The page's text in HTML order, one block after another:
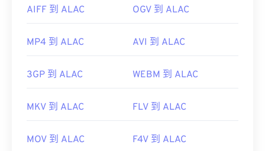
AIFF 到 ALAC OGV 到 ALAC
MP4 到 ALAC AVI 到 ALAC
3GP 到 ALAC WEBM 到 ALAC
MKV 到 ALAC FLV 到 ALAC
MOV 到 ALAC F4V 到 ALAC